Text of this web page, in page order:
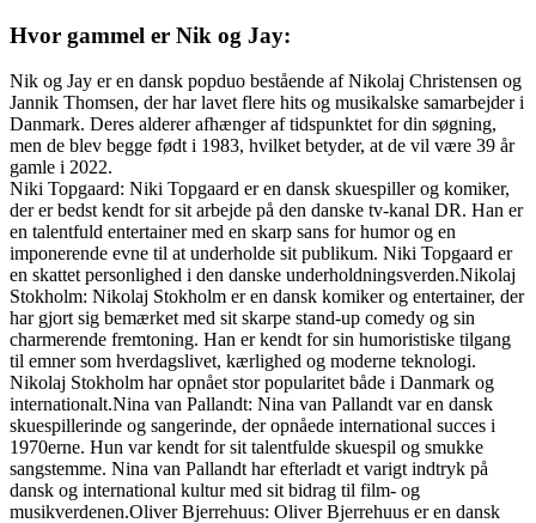
Hvor gammel er Nik og Jay:
Nik og Jay er en dansk popduo bestående af Nikolaj Christensen og
Jannik Thomsen, der har lavet flere hits og musikalske samarbejder i
Danmark. Deres alderer afhænger af tidspunktet for din søgning,
men de blev begge født i 1983, hvilket betyder, at de vil være 39 år
gamle i 2022.
Niki Topgaard: Niki Topgaard er en dansk skuespiller og komiker,
der er bedst kendt for sit arbejde på den danske tv-kanal DR. Han er
en talentfuld entertainer med en skarp sans for humor og en
imponerende evne til at underholde sit publikum. Niki Topgaard er
en skattet personlighed i den danske underholdningsverden.Nikolaj
Stokholm: Nikolaj Stokholm er en dansk komiker og entertainer, der
har gjort sig bemærket med sit skarpe stand-up comedy og sin
charmerende fremtoning. Han er kendt for sin humoristiske tilgang
til emner som hverdagslivet, kærlighed og moderne teknologi.
Nikolaj Stokholm har opnået stor popularitet både i Danmark og
internationalt.Nina van Pallandt: Nina van Pallandt var en dansk
skuespillerinde og sangerinde, der opnåede international succes i
1970erne. Hun var kendt for sit talentfulde skuespil og smukke
sangstemme. Nina van Pallandt har efterladt et varigt indtryk på
dansk og international kultur med sit bidrag til film- og
musikverdenen.Oliver Bjerrehuus: Oliver Bjerrehuus er en dansk